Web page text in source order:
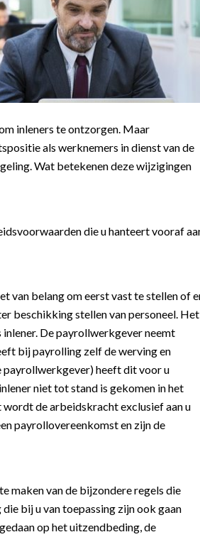
inleners te ontzorgen. Maar
als werknemers in dienst van de
Wat betekenen deze wijzigingen
die u hanteert vooraf
van belang om eerst vast te stellen of
beschikking stellen van personeel. Het
De payrollwerkgever neemt
bij payrolling zelf de werving en
payrollwerkgever) heeft dit voor u
niet tot stand is gekomen in het
wordt de arbeidskracht exclusief aan u
payrollovereenkomst en zijn de
maken van de bijzondere regels die
bij u van toepassing zijn ook gaan
op het uitzendbeding, de